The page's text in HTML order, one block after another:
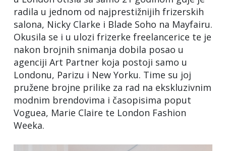
radila u jednom od najprestižnijih frizerskih
salona, Nicky Clarke i Blade Soho na Mayfairu.
Okusila se i u ulozi frizerke freelancerice te je
nakon brojnih snimanja dobila posao u
agenciji Art Partner koja postoji samo u
Londonu, Parizu i New Yorku. Time su joj
pružene brojne prilike za rad na ekskluzivnim
modnim brendovima i časopisima poput
Voguea, Marie Claire te London Fashion
Weeka.